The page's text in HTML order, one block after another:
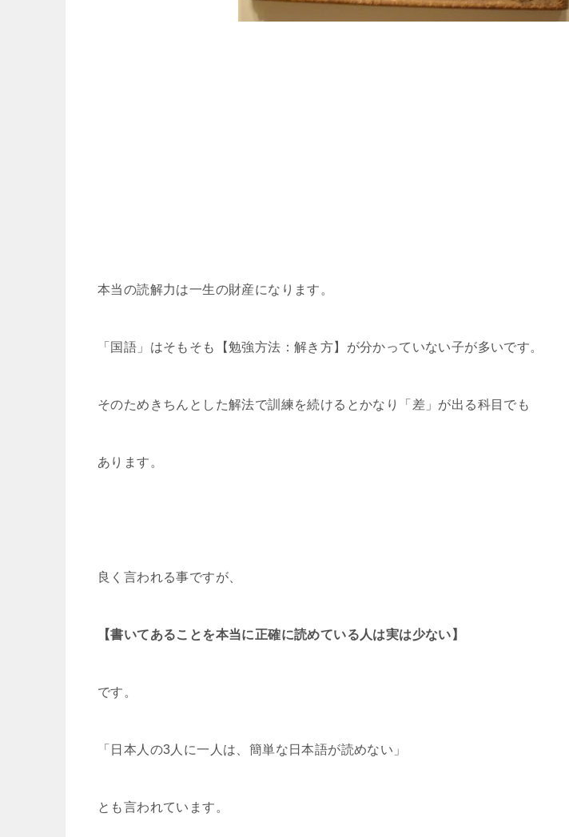
本当の読解力は一生の財産になります。
「国語」はそもそも【勉強方法：解き方】が分かっていない子が多いです。
そのためきちんとした解法で訓練を続けるとかなり「差」が出る科目でも
あります。
良く言われる事ですが、
【書いてあることを本当に正確に読めている人は実は少ない】
です。
「日本人の3人に一人は、簡単な日本語が読めない」
とも言われています。